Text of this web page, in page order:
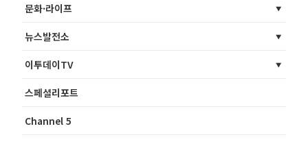
문화·라이프
뉴스발전소
이투데이TV
스페셜리포트
Channel 5